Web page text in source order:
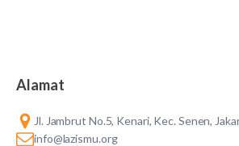
Alamat
Jl. Jambrut No.5, Kenari, Kec. Senen,
info@lazismu.org